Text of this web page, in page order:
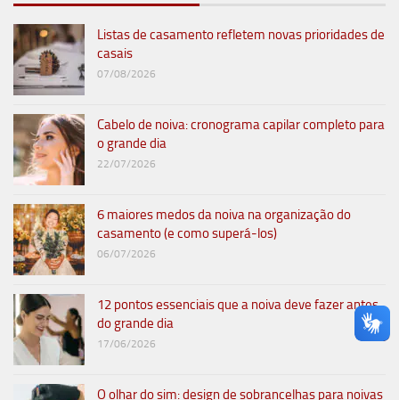
Listas de casamento refletem novas prioridades de
casais
07/08/2026
Cabelo de noiva: cronograma capilar completo para
o grande dia
22/07/2026
6 maiores medos da noiva na organização do
casamento (e como superá-los)
06/07/2026
12 pontos essenciais que a noiva deve fazer antes
do grande dia
17/06/2026
O olhar do sim: design de sobrancelhas para noivas